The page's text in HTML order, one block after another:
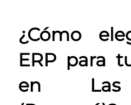
¿Cómo
ERP para
en Las